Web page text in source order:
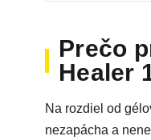
Prečo
Healer
Na rozdiel od
nezapácha a